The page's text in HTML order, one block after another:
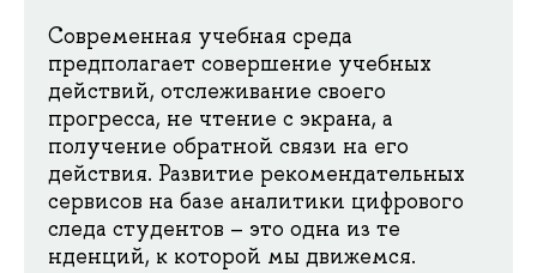
Современная учебная среда
предполагает совершение учебных
действий, отслеживание своего
прогресса, не чтение с экрана, а
получение обратной связи на его
действия. Развитие рекомендательных
сервисов на базе аналитики цифрового
следа студентов – это одна из те
нденций, к которой мы движемся.